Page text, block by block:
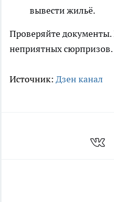
вывести жильё.
Проверяйте документы.
неприятных сюрпризов.
Источник: Дзен канал